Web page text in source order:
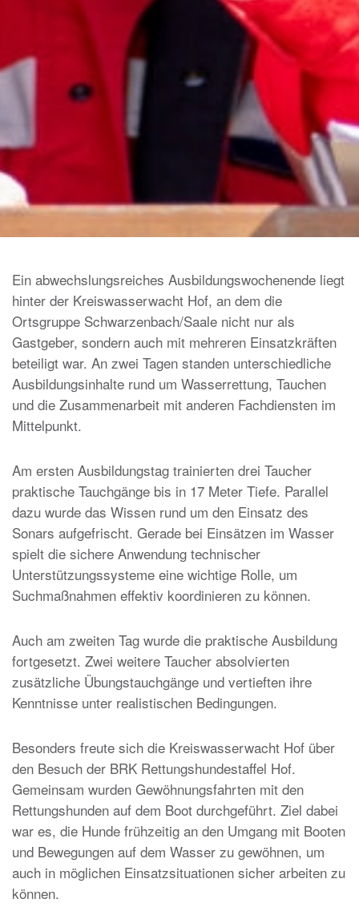
Ein abwechslungsreiches Ausbildungswochenende liegt
hinter der Kreiswasserwacht Hof, an dem die
Ortsgruppe Schwarzenbach/Saale nicht nur als
Gastgeber, sondern auch mit mehreren Einsatzkräften
beteiligt war. An zwei Tagen standen unterschiedliche
Ausbildungsinhalte rund um Wasserrettung, Tauchen
und die Zusammenarbeit mit anderen Fachdiensten im
Mittelpunkt.
Am ersten Ausbildungstag trainierten drei Taucher
praktische Tauchgänge bis in 17 Meter Tiefe. Parallel
dazu wurde das Wissen rund um den Einsatz des
Sonars aufgefrischt. Gerade bei Einsätzen im Wasser
spielt die sichere Anwendung technischer
Unterstützungssysteme eine wichtige Rolle, um
Suchmaßnahmen effektiv koordinieren zu können.
Auch am zweiten Tag wurde die praktische Ausbildung
fortgesetzt. Zwei weitere Taucher absolvierten
zusätzliche Übungstauchgänge und vertieften ihre
Kenntnisse unter realistischen Bedingungen.
Besonders freute sich die Kreiswasserwacht Hof über
den Besuch der BRK Rettungshundestaffel Hof.
Gemeinsam wurden Gewöhnungsfahrten mit den
Rettungshunden auf dem Boot durchgeführt. Ziel dabei
war es, die Hunde frühzeitig an den Umgang mit Booten
und Bewegungen auf dem Wasser zu gewöhnen, um
auch in möglichen Einsatzsituationen sicher arbeiten zu
können.